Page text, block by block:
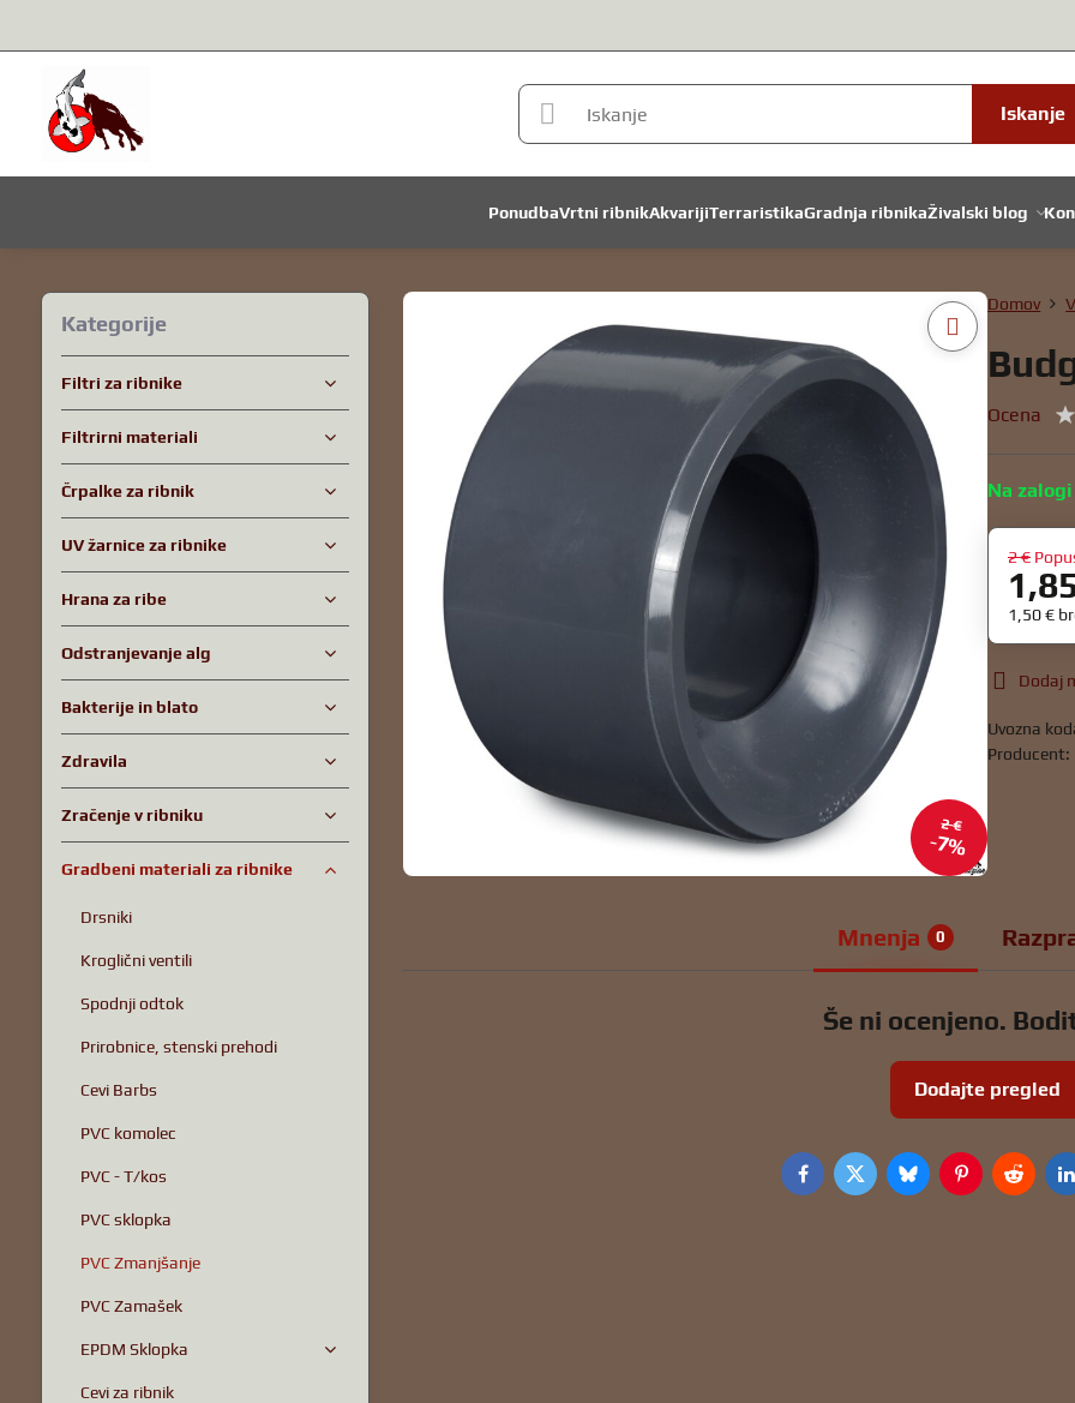
Iskanje
PonudbaVrtni ribnikAkvarijiTerraristikaGradnja ribnikaŽivalski blog
2 €
7%
Domov
Ocena
Na zalogi
2 €
1,50 €
Dodaj
Uvozna
Producent:
Mnenja 0
Še ni ocenjeno.
Dodajte pregled
FacebookTwitterBlueskyPinterestReddit
Kategorije
Filtri za ribnike
Filtrirni materiali
Črpalke za ribnik
UV žarnice za ribnike
Hrana za ribe
Odstranjevanje alg
Bakterije in blato
Zdravila
Zračenje v ribniku
Gradbeni materiali za ribnike
Drsniki
Kroglični ventili
Spodnji odtok
Prirobnice, stenski prehodi
Cevi Barbs
PVC komolec
PVC - T/kos
PVC sklopka
PVC Zmanjšanje
PVC Zamašek
EPDM Sklopka
Cevi za ribnik